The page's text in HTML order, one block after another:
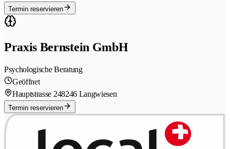
Termin reservieren
Praxis Bernstein GmbH
Psychologische Beratung
Geöffnet
Hauptstrasse 248246 Langwiesen
Termin reservieren